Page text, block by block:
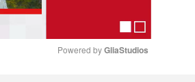
Powered by GliaStudios